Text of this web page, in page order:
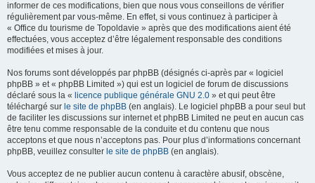
informer de ces modifications, bien que nous vous conseillons de vérifier
régulièrement par vous-même. En effet, si vous continuez à participer à
« Office du tourisme de Topoldavie » après que des modifications aient été
effectuées, vous acceptez d’être légalement responsable des conditions
modifiées et mises à jour.
Nos forums sont développés par phpBB (désignés ci-après par « logiciel
phpBB » et « phpBB Limited ») qui est un logiciel de forum de discussions
déclaré sous la « licence publique générale GNU 2.0 » et qui peut être
téléchargé sur le site de phpBB (en anglais). Le logiciel phpBB a pour seul but
de faciliter les discussions sur internet et phpBB Limited ne peut en aucun cas
être tenu comme responsable de la conduite et du contenu que nous
acceptons et que nous n’acceptons pas. Pour plus d’informations concernant
phpBB, veuillez consulter le site de phpBB (en anglais).
Vous acceptez de ne publier aucun contenu à caractère abusif, obscène,